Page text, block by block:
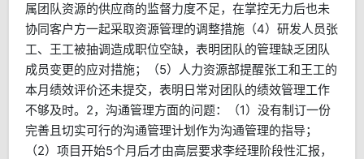
属团队资源的供应商的监督力度不足，在掌控无力后也未
协同客户方一起采取资源管理的调整措施（4）研发人员张
工、王工被抽调造成职位空缺，表明团队的管理缺乏团队
成员变更的应对措施；（5）人力资源部提醒张工和王工的
本月绩效评价还未提交，表明日常对团队的绩效管理工作
不够及时。2，沟通管理方面的问题：（1）没有制订一份
完善且切实可行的沟通管理计划作为沟通管理的指导；
（2）项目开始5个月后才由高层要求李经理阶段性汇报，